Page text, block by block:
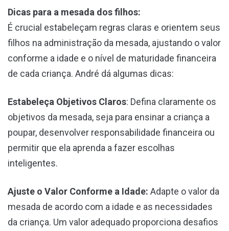
Dicas para a mesada dos filhos:
É crucial estabeleçam regras claras e orientem seus
filhos na administração da mesada, ajustando o valor
conforme a idade e o nível de maturidade financeira
de cada criança. André dá algumas dicas:
Estabeleça Objetivos Claros: Defina claramente os
objetivos da mesada, seja para ensinar a criança a
poupar, desenvolver responsabilidade financeira ou
permitir que ela aprenda a fazer escolhas
inteligentes.
Ajuste o Valor Conforme a Idade: Adapte o valor da
mesada de acordo com a idade e as necessidades
da criança. Um valor adequado proporciona desafios